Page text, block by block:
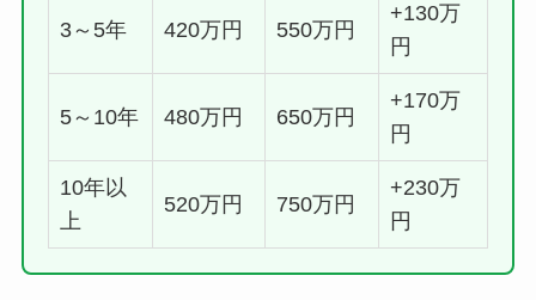
3～5年 420万円 550万円
+130万
円
5～10年 480万円 650万円
+170万
円
10年以
上
520万円 750万円
+230万
円